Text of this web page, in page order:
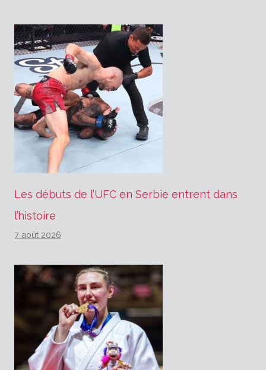
l’article
Les débuts de l’UFC en Serbie entrent dans
l’histoire
7 août 2026